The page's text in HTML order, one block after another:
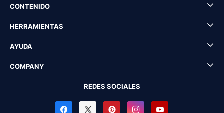
CONTENIDO
HERRAMIENTAS
AYUDA
COMPANY
REDES SOCIALES